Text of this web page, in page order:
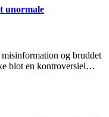
unormale
og bruddet
blot en kontroversiel…